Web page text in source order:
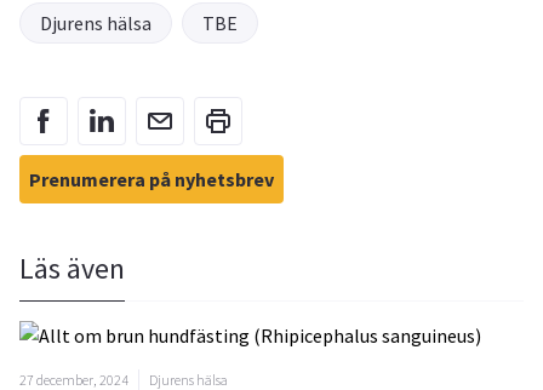
Djurens hälsa TBE
Prenumerera på nyhetsbrev
Läs även
27 december, 2024 Djurens hälsa